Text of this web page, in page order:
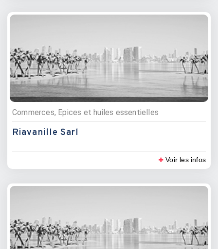
Commerces, Epices et huiles essentielles
Riavanille Sarl
Voir les infos